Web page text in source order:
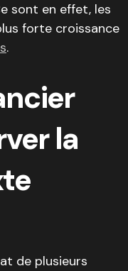
sont en effet, les
forte croissance
.
la
de plusieurs